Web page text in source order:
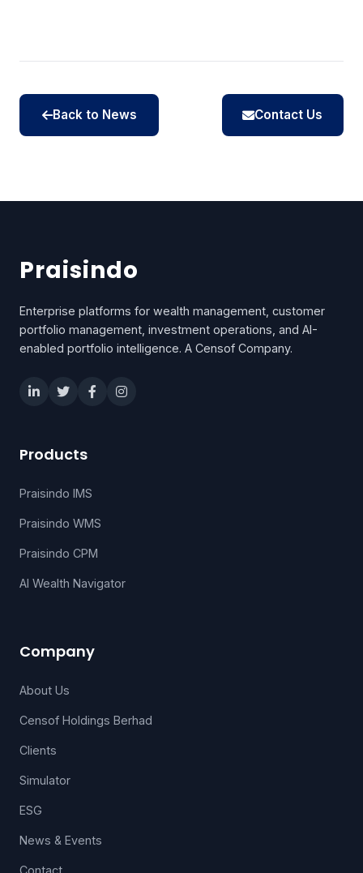
Back to News Contact Us
Praisindo
Enterprise platforms for wealth management, customer
portfolio management, investment operations, and AI-
enabled portfolio intelligence. A Censof Company.
Products
Praisindo IMS
Praisindo WMS
Praisindo CPM
AI Wealth Navigator
Company
About Us
Censof Holdings Berhad
Clients
Simulator
ESG
News & Events